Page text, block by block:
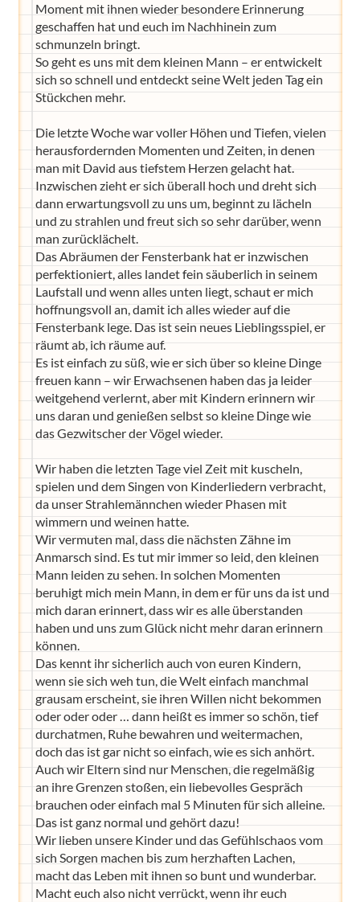
Moment mit ihnen wieder besondere Erinnerung
geschaffen hat und euch im Nachhinein zum
schmunzeln bringt.
So geht es uns mit dem kleinen Mann – er entwickelt
sich so schnell und entdeckt seine Welt jeden Tag ein
Stückchen mehr.
Die letzte Woche war voller Höhen und Tiefen, vielen
herausfordernden Momenten und Zeiten, in denen
man mit David aus tiefstem Herzen gelacht hat.
Inzwischen zieht er sich überall hoch und dreht sich
dann erwartungsvoll zu uns um, beginnt zu lächeln
und zu strahlen und freut sich so sehr darüber, wenn
man zurücklächelt.
Das Abräumen der Fensterbank hat er inzwischen
perfektioniert, alles landet fein säuberlich in seinem
Laufstall und wenn alles unten liegt, schaut er mich
hoffnungsvoll an, damit ich alles wieder auf die
Fensterbank lege. Das ist sein neues Lieblingsspiel, er
räumt ab, ich räume auf.
Es ist einfach zu süß, wie er sich über so kleine Dinge
freuen kann – wir Erwachsenen haben das ja leider
weitgehend verlernt, aber mit Kindern erinnern wir
uns daran und genießen selbst so kleine Dinge wie
das Gezwitscher der Vögel wieder.
Wir haben die letzten Tage viel Zeit mit kuscheln,
spielen und dem Singen von Kinderliedern verbracht,
da unser Strahlemännchen wieder Phasen mit
wimmern und weinen hatte.
Wir vermuten mal, dass die nächsten Zähne im
Anmarsch sind. Es tut mir immer so leid, den kleinen
Mann leiden zu sehen. In solchen Momenten
beruhigt mich mein Mann, in dem er für uns da ist und
mich daran erinnert, dass wir es alle überstanden
haben und uns zum Glück nicht mehr daran erinnern
können.
Das kennt ihr sicherlich auch von euren Kindern,
wenn sie sich weh tun, die Welt einfach manchmal
grausam erscheint, sie ihren Willen nicht bekommen
oder oder oder … dann heißt es immer so schön, tief
durchatmen, Ruhe bewahren und weitermachen,
doch das ist gar nicht so einfach, wie es sich anhört.
Auch wir Eltern sind nur Menschen, die regelmäßig
an ihre Grenzen stoßen, ein liebevolles Gespräch
brauchen oder einfach mal 5 Minuten für sich alleine.
Das ist ganz normal und gehört dazu!
Wir lieben unsere Kinder und das Gefühlschaos vom
sich Sorgen machen bis zum herzhaften Lachen,
macht das Leben mit ihnen so bunt und wunderbar.
Macht euch also nicht verrückt, wenn ihr euch